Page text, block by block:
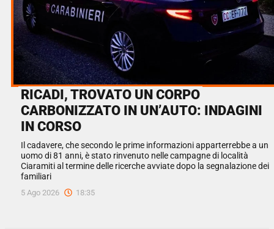
RICADI, TROVATO UN CORPO
CARBONIZZATO IN UN’AUTO: INDAGINI
IN CORSO
Il cadavere, che secondo le prime informazioni apparterrebbe a un
uomo di 81 anni, è stato rinvenuto nelle campagne di località
Ciaramiti al termine delle ricerche avviate dopo la segnalazione dei
familiari
5 Ago 2026 18:35